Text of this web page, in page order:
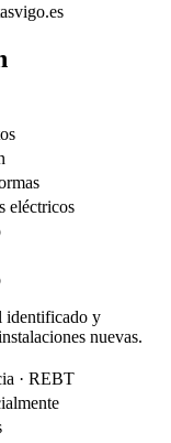
eléctricos
identificado y
nuevas.
· REBT